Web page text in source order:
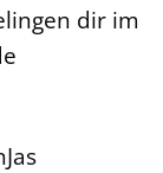
dir im